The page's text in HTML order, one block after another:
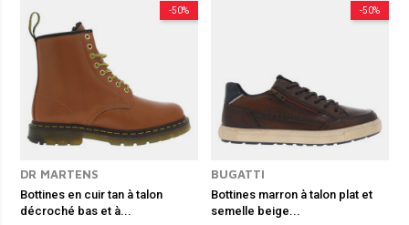
-50%
DR MARTENS
Bottines en cuir tan à talon
décroché bas et à...
-50%
BUGATTI
Bottines marron à talon plat et
semelle beige...